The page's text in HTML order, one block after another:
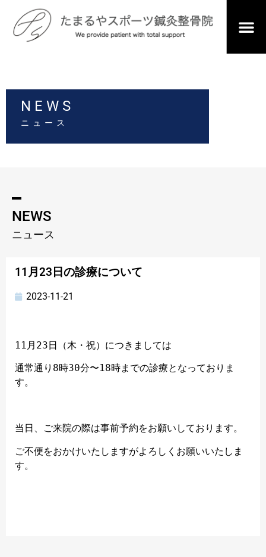
NEWS
ニュース
NEWS
ニュース
11月23日の診療について
2023-11-21
11月23日（木・祝）につきましては
通常通り8時30分〜18時までの診療となっておりま
す。
当日、ご来院の際は事前予約をお願いしております。
ご不便をおかけいたしますがよろしくお願いいたしま
す。